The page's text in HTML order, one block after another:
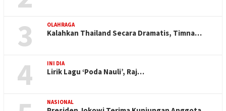
3 OLAHRAGA
Kalahkan Thailand Secara Dramatis, Timna…
4 INI DIA
Lirik Lagu ‘Poda Nauli’, Raj…
NASIONAL